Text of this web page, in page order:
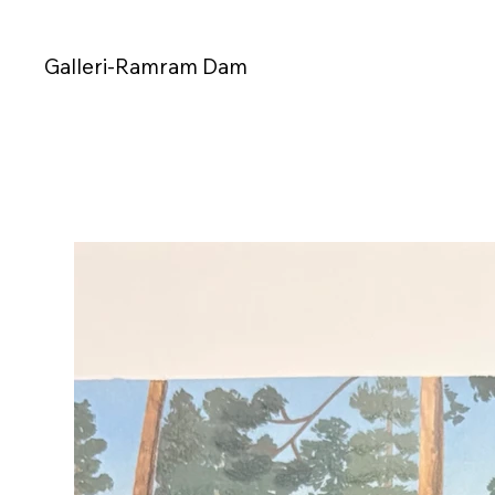
Galleri-Ramram Dam